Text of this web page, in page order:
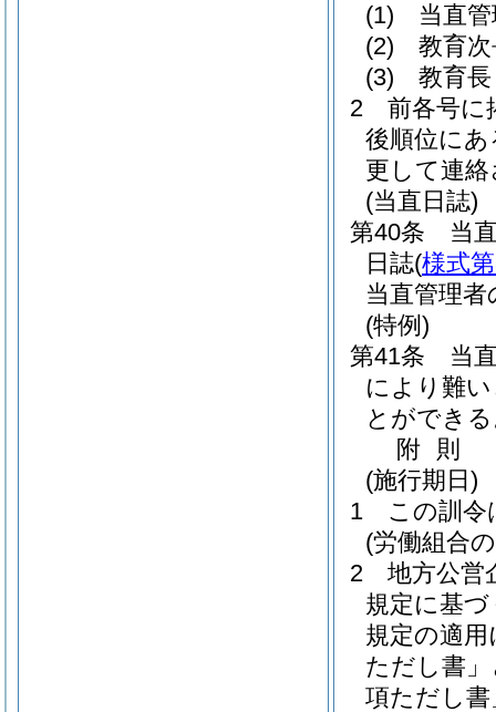
(1)
当直
(2)
教育
(3)
教育長
2
前各号に
後順位に
更して連
(当直日誌)
第40条
当
日誌(様式
当直管理
(特例)
第41条
当
により難
とができ
附 則
(施行期日)
1
この訓令
(労働組合
2
地方公営
規定に基
規定の適
ただし書
項ただし